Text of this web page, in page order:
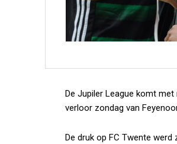
De Jupiler League komt
verloor zondag van
De druk op FC Twente werd